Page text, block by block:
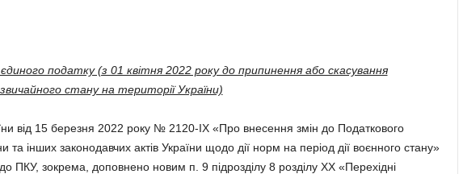
податку (з 01 квітня 2022 року до припинення або скасування
стану на території України)
від 15 березня 2022 року № 2120-IХ «Про внесення змін до Податкового
та інших законодавчих актів України щодо дії норм на період дії воєнного стану»
до ПКУ, зокрема, доповнено новим п. 9 підрозділу 8 розділу ХХ «Перехідні